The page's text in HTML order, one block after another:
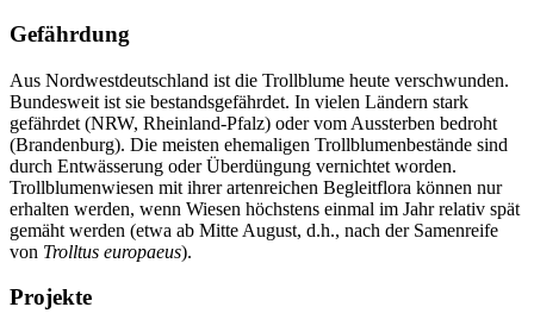
Gefährdung
Aus Nordwestdeutschland ist die Trollblume heute verschwunden.
Bundesweit ist sie bestandsgefährdet. In vielen Ländern stark
gefährdet (NRW, Rheinland-Pfalz) oder vom Aussterben bedroht
(Brandenburg). Die meisten ehemaligen Trollblumenbestände sind
durch Entwässerung oder Überdüngung vernichtet worden.
Trollblumenwiesen mit ihrer artenreichen Begleitflora können nur
erhalten werden, wenn Wiesen höchstens einmal im Jahr relativ spät
gemäht werden (etwa ab Mitte August, d.h., nach der Samenreife
von Trolltus europaeus).
Projekte